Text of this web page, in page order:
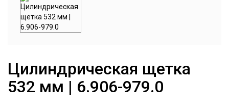
Цилиндрическая щетка
532 мм | 6.906-979.0